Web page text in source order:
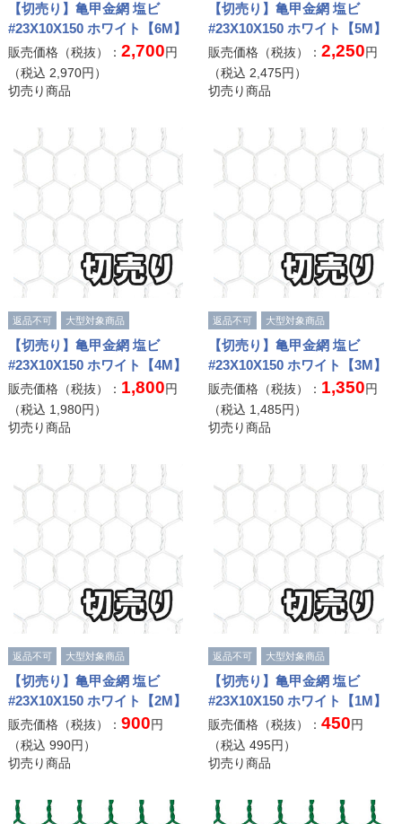
【切売り】亀甲金網 塩ビ
#23X10X150 ホワイト【6M】
販売価格（税抜）： 2,700円
（税込 2,970円）
切売り商品
【切売り】亀甲金網 塩ビ
#23X10X150 ホワイト【5M】
販売価格（税抜）：2,250円
（税込 2,475円）
切売り商品
返品不可 大型対象商品
【切売り】亀甲金網 塩ビ
#23X10X150 ホワイト【4M】
販売価格（税抜）： 1,800円
（税込 1,980円）
切売り商品
返品不可 大型対象商品
【切売り】亀甲金網 塩ビ
#23X10X150 ホワイト【3M】
販売価格（税抜）： 1,350円
（税込 1,485円）
切売り商品
返品不可 大型対象商品
【切売り】亀甲金網 塩ビ
#23X10X150 ホワイト【2M】
販売価格（税抜）： 900円
（税込 990円）
切売り商品
返品不可 大型対象商品
【切売り】亀甲金網 塩ビ
#23X10X150 ホワイト【1M】
販売価格（税抜）：450円
（税込495円）
切売り商品